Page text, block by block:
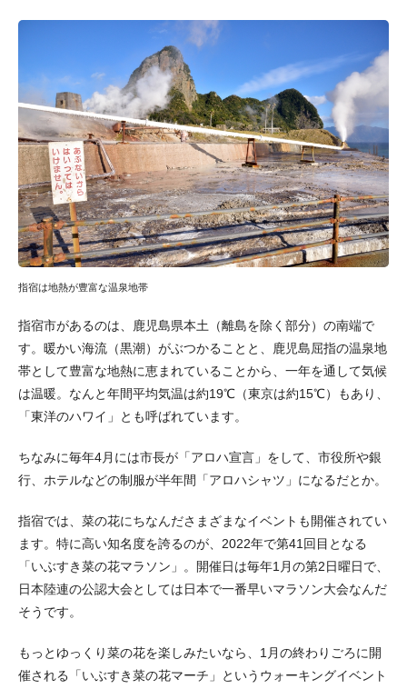
指宿は地熱が豊富な温泉地帯
指宿市があるのは、鹿児島県本土（離島を除く部分）の南端で
す。暖かい海流（黒潮）がぶつかることと、鹿児島屈指の温泉地
帯として豊富な地熱に恵まれていることから、一年を通して気候
は温暖。なんと年間平均気温は約19℃（東京は約15℃）もあり、
「東洋のハワイ」とも呼ばれています。
ちなみに毎年4月には市長が「アロハ宣言」をして、市役所や銀
行、ホテルなどの制服が半年間「アロハシャツ」になるだとか。
指宿では、菜の花にちなんださまざまなイベントも開催されてい
ます。特に高い知名度を誇るのが、2022年で第41回目となる
「いぶすき菜の花マラソン」。開催日は毎年1月の第2日曜日で、
日本陸連の公認大会としては日本で一番早いマラソン大会なんだ
そうです。
もっとゆっくり菜の花を楽しみたいなら、1月の終わりごろに開
催される「いぶすき菜の花マーチ」というウォーキングイベント